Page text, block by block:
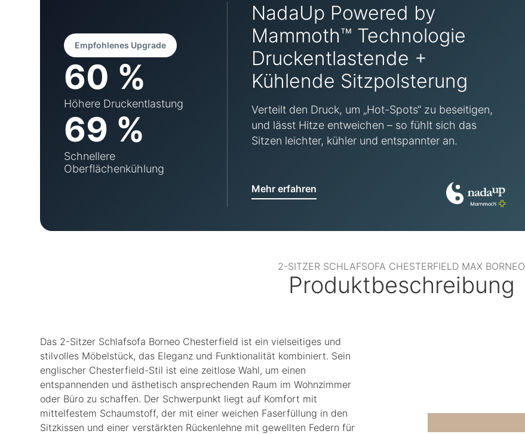
Empfohlenes Upgrade
60 %
Höhere Druckentlastung
69 %
Schnellere
Oberflächenkühlung
NadaUp Powered by
Mammoth™ Technologie
Druckentlastende +
Kühlende Sitzpolsterung
Verteilt den Druck, um „Hot-Spots“ zu beseitigen,
und lässt Hitze entweichen – so fühlt sich das
Sitzen leichter, kühler und entspannter an.
Mehr erfahren
2-SITZER SCHLAFSOFA CHESTERFIELD MAX BORNEO
Produktbeschreibung
Das 2-Sitzer Schlafsofa Borneo Chesterfield ist ein vielseitiges und
stilvolles Möbelstück, das Eleganz und Funktionalität kombiniert. Sein
englischer Chesterfield-Stil ist eine zeitlose Wahl, um einen
entspannenden und ästhetisch ansprechenden Raum im Wohnzimmer
oder Büro zu schaffen. Der Schwerpunkt liegt auf Komfort mit
mittelfestem Schaumstoff, der mit einer weichen Faserfüllung in den
Sitzkissen und einer verstärkten Rückenlehne mit gewellten Federn für